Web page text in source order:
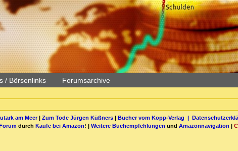
/ Börsenlinks Forumsarchive
am Meer| Zum Tode Jürgen Küßners| Bücher vom Kopp-Verlag |
durch Käufe bei Amazon! | Weitere Buchempfehlungen und Amazonnavigation |